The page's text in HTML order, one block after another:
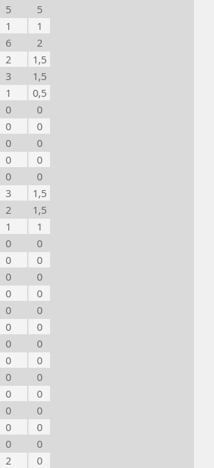
5
5
1
1
6
2
2
1,5
3
1,5
1
0,5
0
0
0
0
0
0
0
0
0
0
3
1,5
2
1,5
1
1
0
0
0
0
0
0
0
0
0
0
0
0
0
0
0
0
0
0
0
0
0
0
0
0
0
0
2
0